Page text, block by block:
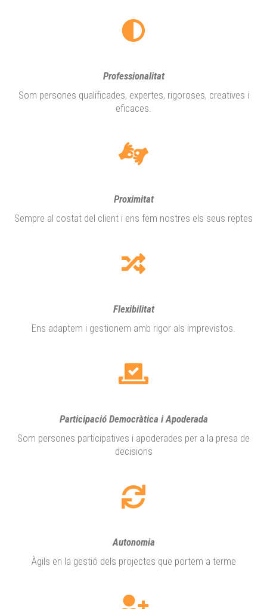
Professionalitat
Som persones qualificades, expertes, rigoroses, creatives i
eficaces.
Proximitat
Sempre al costat del client i ens fem nostres els seus reptes
Flexibilitat
Ens adaptem i gestionem amb rigor als imprevistos.
Participació Democràtica i Apoderada
Som persones participatives i apoderades per a la presa de
decisions
Autonomia
Àgils en la gestió dels projectes que portem a terme